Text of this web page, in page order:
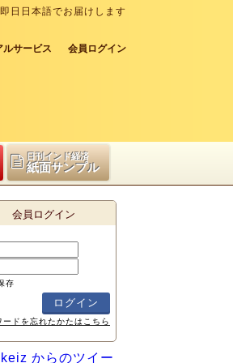
日日本語でお届けします
ルサービス 会員ログイン
日刊インド経済
紙面サンプル
会員ログイン
存
ードを忘れたかたはこちら
からのツイー